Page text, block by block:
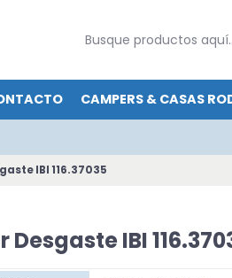
CAMPERS & CASAS
IBI 116.37035
Desgaste IBI